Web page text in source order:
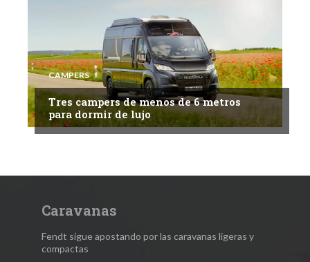
CAMPERS
Tres campers de menos de 6 metros
para dormir de lujo
Caravanas
Fendt sigue apostando por las caravanas ligeras y
compactas